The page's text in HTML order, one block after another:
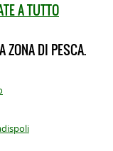
A TUTTO
ZONA DI PESCA.